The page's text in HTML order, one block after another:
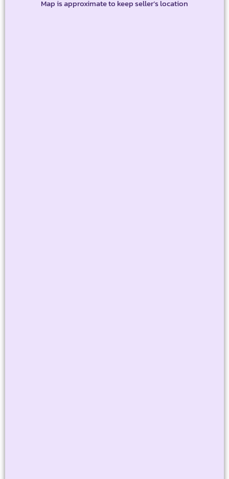
Map is approximate to keep seller’s location